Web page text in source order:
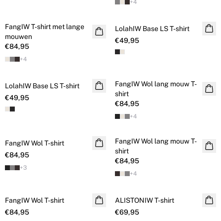
+4
FangIW T-shirt met lange
mouwen
€84,95
+4
LolahIW Base LS T-shirt
€49,95
LolahIW Base LS T-shirt
€49,95
NIEUW
FangIW Wol lang mouw T-
shirt
€84,95
+4
NIEUW
FangIW Wol T-shirt
€84,95
+3
NIEUW
FangIW Wol lang mouw T-
shirt
€84,95
+4
NIEUW
FangIW Wol T-shirt
€84,95
NIEUW
ALISTONIW T-shirt
€69,95